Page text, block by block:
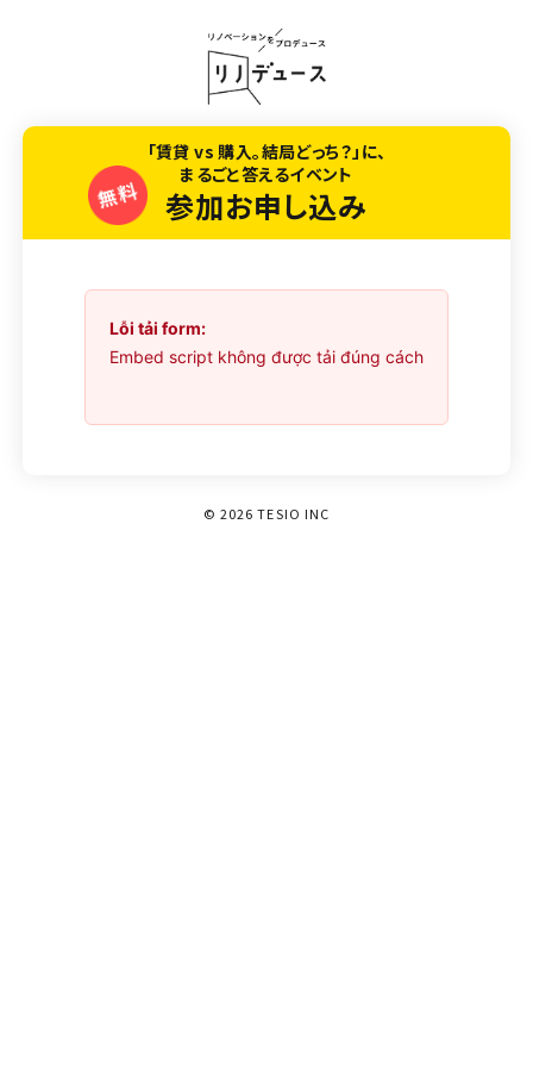
「賃貸 vs 購入。結局どっち？」に、
まるごと答えるイベント
参加お申し込み
Lỗi tải form:
Embed script không được tải đúng cách
© 2026 TESIO INC